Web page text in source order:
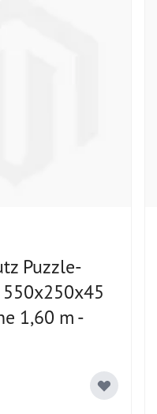
Puzzle-
1,60 m -